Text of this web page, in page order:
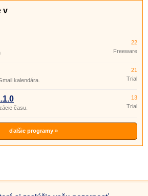
v
22
Freeware
kalendára.
21
Trial
času.
13
Trial
ďalšie programy »